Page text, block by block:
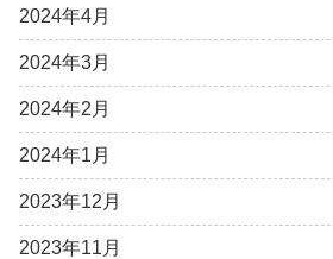
2024年4月
2024年3月
2024年2月
2024年1月
2023年12月
2023年11月